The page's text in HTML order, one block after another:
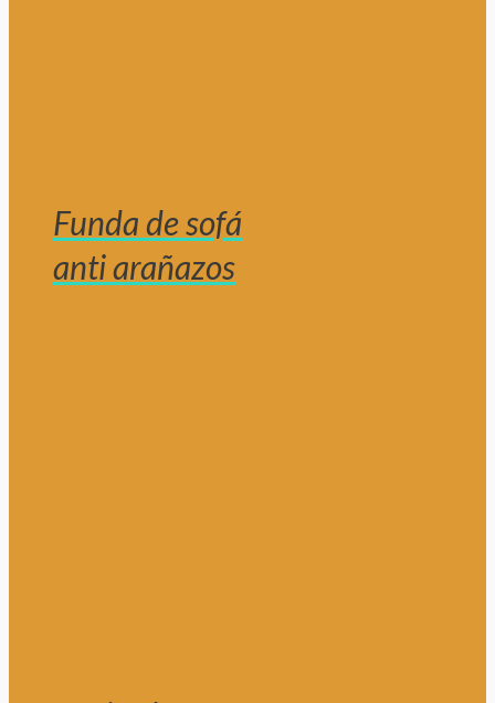
Funda de sofá
anti arañazos